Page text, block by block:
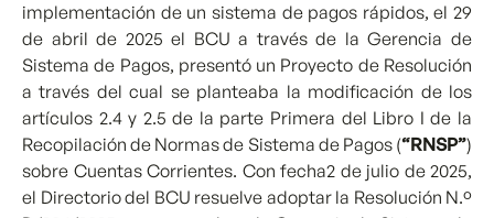
implementación de un sistema de pagos rápidos, el 29
de abril de 2025 el BCU a través de la Gerencia de
Sistema de Pagos, presentó un Proyecto de Resolución
a través del cual se planteaba la modificación de los
artículos 2.4 y 2.5 de la parte Primera del Libro I de la
Recopilación de Normas de Sistema de Pagos (“RNSP”)
sobre Cuentas Corrientes. Con fecha2 de julio de 2025,
el Directorio del BCU resuelve adoptar la Resolución N.º